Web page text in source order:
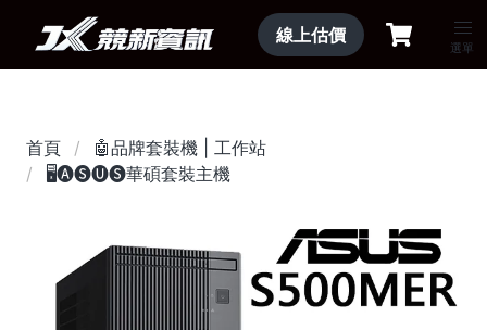
線上估價
選單
首頁
🤖品牌套裝機 | 工作站
🖥️🅐🅢🅤🅢華碩套裝主機